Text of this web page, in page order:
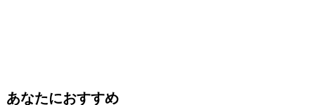
あなたにおすすめ